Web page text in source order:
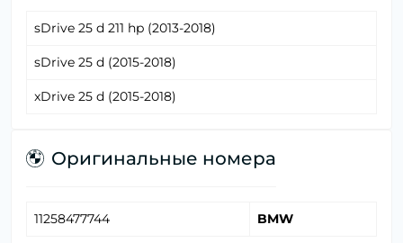
sDrive 25 d 211 hp (2013-2018)
sDrive 25 d (2015-2018)
xDrive 25 d (2015-2018)
Оригинальные номера
11258477744 BMW